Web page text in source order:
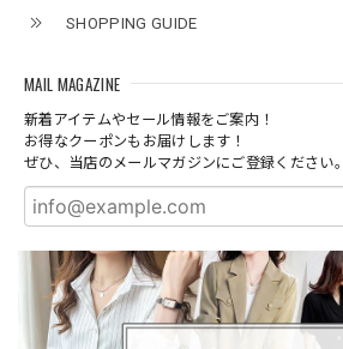
SHOPPING GUIDE
MAIL MAGAZINE
新着アイテムやセール情報をご案内！
お得なクーポンもお届けします！
ぜひ、当店のメールマガジンにご登録ください。